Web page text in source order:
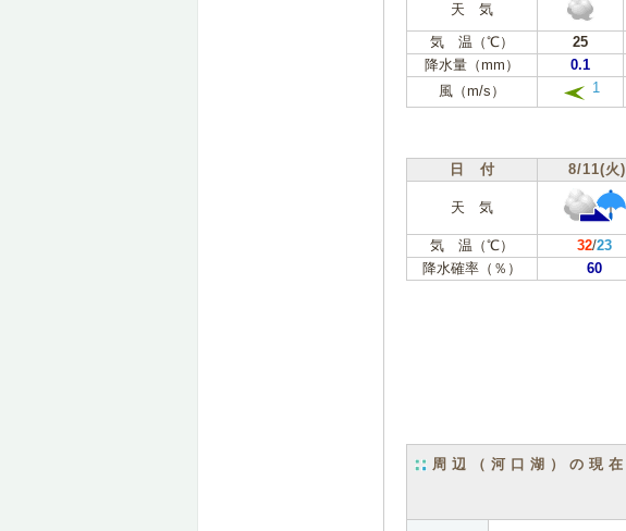
天 気
気 温（℃）
25
降水量（mm）
0.1
風（m/s）
1
日 付 8/11(火)
天 気
気 温（℃） 32/23
降水確率（％）
60
周辺（河口湖）の現